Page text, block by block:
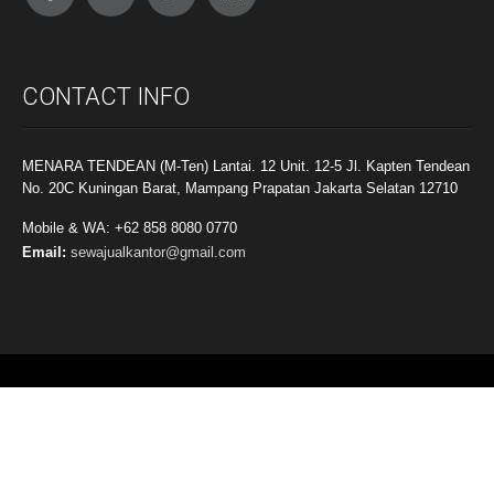
CONTACT INFO
MENARA TENDEAN (M-Ten) Lantai. 12 Unit. 12-5 Jl. Kapten Tendean
No. 20C Kuningan Barat, Mampang Prapatan Jakarta Selatan 12710
Mobile & WA: +62 858 8080 0770
Email: sewajualkantor@gmail.com